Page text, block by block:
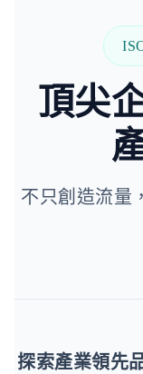
頂尖
不只創造流量
探索產業領先